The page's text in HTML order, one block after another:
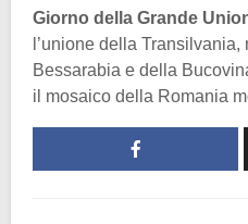
Giorno della Grande
l’unione della
Bessarabia e della
il mosaico della Romania